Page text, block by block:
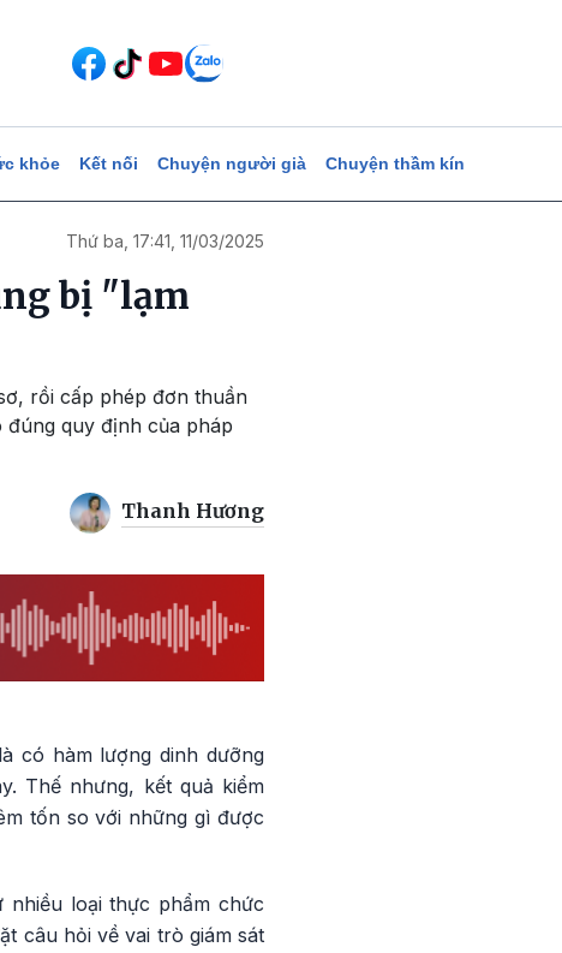
khỏe Kết nối Chuyện người già Chuyện thầm kín
Thứ ba, 17:41, 11/03/2025
bị "lạm
rồi cấp phép đơn thuần
đúng quy định của pháp
Thanh Hương
có hàm lượng dinh dưỡng
Thế nhưng, kết quả kiểm
tốn so với những gì được
loại thực phẩm chức
câu hỏi về vai trò giám sát